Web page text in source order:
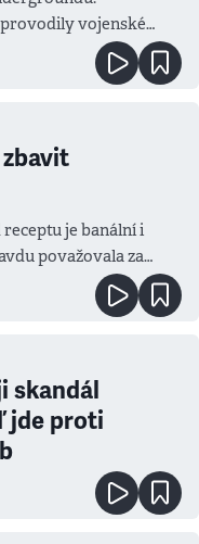
vojenské
je banální i
považovala za
skandál
jde proti